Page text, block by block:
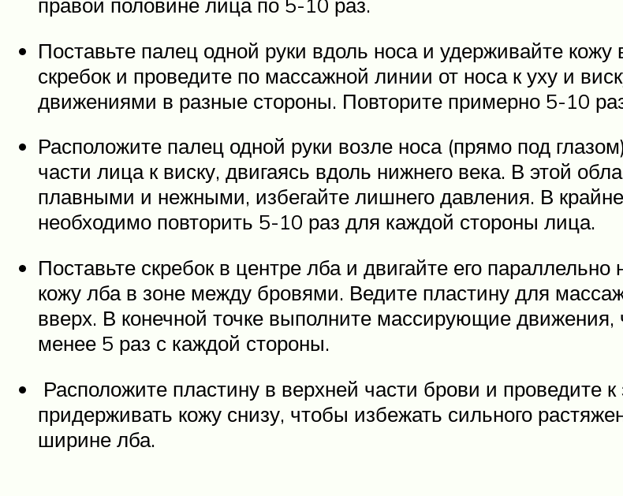
Поставьте палец одной руки вдоль носа и удерживайте
скребок и проведите по массажной линии от носа к уху и
движениями в разные стороны. Повторите примерно 5-10
Расположите палец одной руки возле носа (прямо под
части лица к виску, двигаясь вдоль нижнего века. В этой
плавными и нежными, избегайте лишнего давления. В
необходимо повторить 5-10 раз для каждой стороны лица.
Поставьте скребок в центре лба и двигайте его
кожу лба в зоне между бровями. Ведите пластину для
вверх. В конечной точке выполните массирующие
менее 5 раз с каждой стороны.
Расположите пластину в верхней части брови и проведите
придерживать кожу снизу, чтобы избежать сильного
ширине лба.